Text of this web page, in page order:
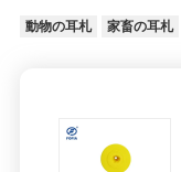
動物の耳札 家畜の耳札